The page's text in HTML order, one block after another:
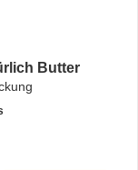
Butter